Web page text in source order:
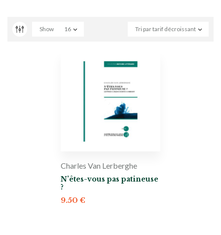
Tri par tarif décroissant
Show 16
Charles Van Lerberghe
N’êtes-vous pas patineuse
?
9.50€